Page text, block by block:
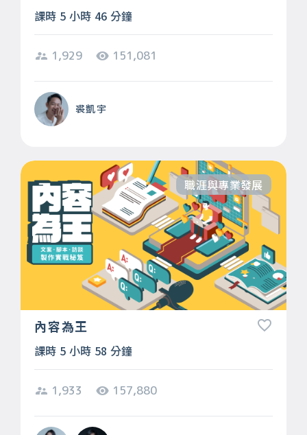
課時 5 小時 46 分鐘
1,929 151,081
裘凱宇
職涯與專業發展
內容為王
課時 5 小時 58 分鐘
1,933 157,880